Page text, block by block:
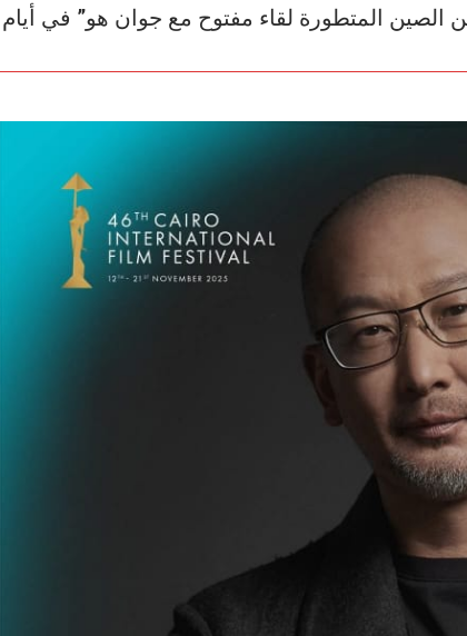
الصين المتطورة لقاء مفتوح مع جوان هو” في أيام